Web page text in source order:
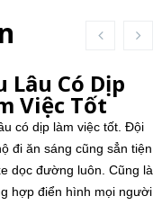
Lâu Có Dịp
Việc Tốt
có dịp làm việc tốt. Đội
đi ăn sáng cũng sẳn tiện
dọc đường luôn. Cũng là
hợp điển hình mọi người